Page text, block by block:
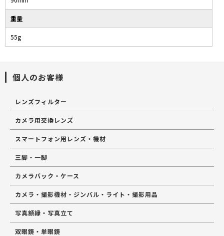
重量
55g
個人のお客様
レンズフィルター
カメラ用交換レンズ
スマートフォン用レンズ・機材
三脚・一脚
カメラバック・ケース
カメラ・撮影機材・ジンバル・ライト・撮影用品
写真額縁・写真立て
双眼鏡・単眼鏡